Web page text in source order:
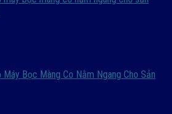
Máy Bọc Màng Co Nằm Ngang Cho Sản